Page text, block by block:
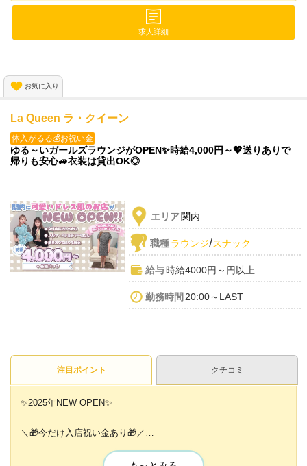
時給3,000円以上でスタート💖
ラウンジにでは珍しい『送り』を完備🚗✨
今なら
採用お祝い金"3万円"プレゼント🎁✨
ぜひご応募ください🐣
求人詳細
お気に入り
La Queen ラ・クイーン
体入がるる💰お祝い金
ゆる～いガールズラウンジがOPEN✨時給4,000円～💖送りありで
帰りも安心🚙衣装は貸出OK◎
エリア関内
職種ラウンジ/スナック
給与時給4000円～円以上
勤務時間 20:00～LAST
注目ポイント クチコミ
✨2025年NEW OPEN✨
＼🎁今だけ入店祝い金あり🎁／